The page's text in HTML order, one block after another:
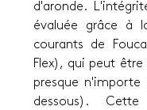
d'aronde.
évaluée grâce à
courants de
Flex), qui peut
presque
dessous).